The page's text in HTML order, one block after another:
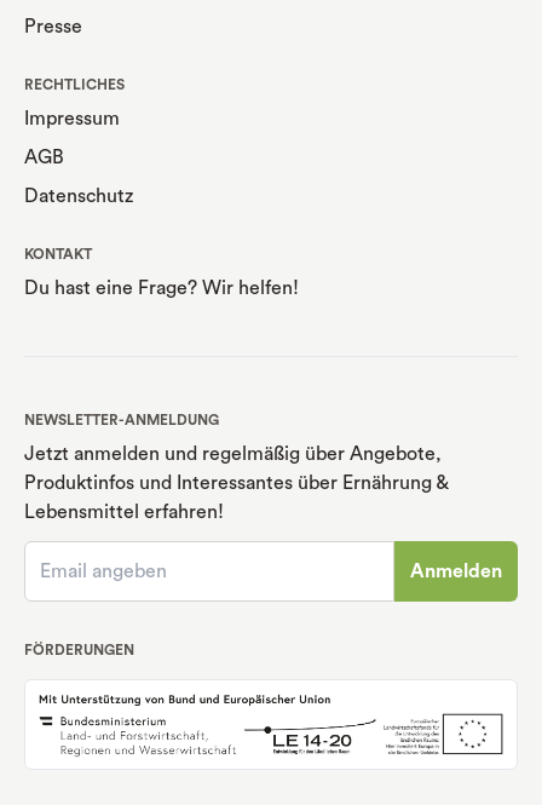
Presse
RECHTLICHES
Impressum
AGB
Datenschutz
KONTAKT
Du hast eine Frage? Wir helfen!
NEWSLETTER-ANMELDUNG
Jetzt anmelden und regelmäßig über Angebote,
Produktinfos und Interessantes über Ernährung &
Lebensmittel erfahren!
Anmelden
FÖRDERUNGEN